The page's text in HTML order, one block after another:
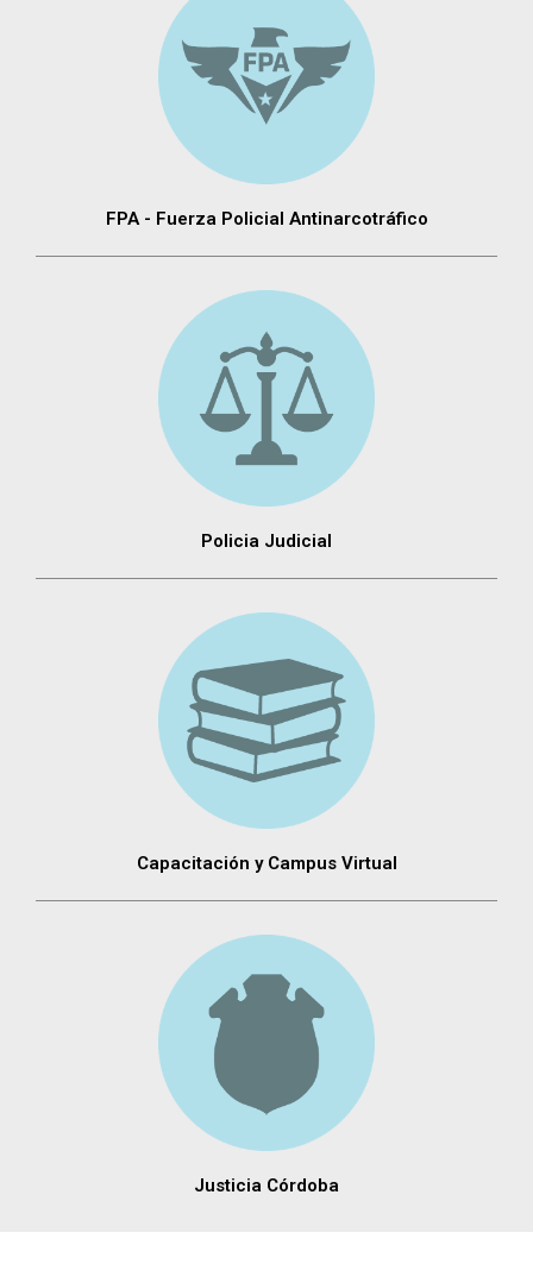
FPA - Fuerza Policial Antinarcotráfico
Policia Judicial
Capacitación y Campus Virtual
Justicia Córdoba